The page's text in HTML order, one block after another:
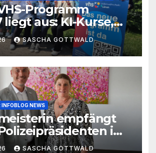
Programm
liegt aus: KI-Kurse,
und neue
SASCHA GOTTWALD
INFOBLOG NEWS
empfängt
im
SASCHA GOTTWALD